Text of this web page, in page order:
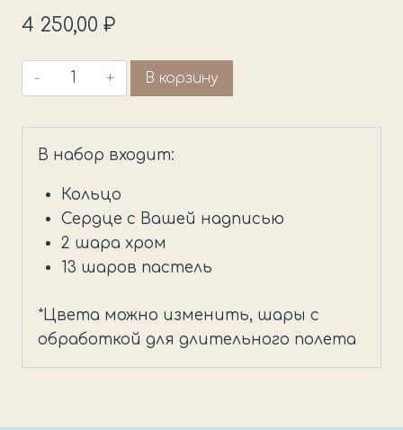
4 250,00 ₽
Количество
товара
кольцо
В корзину
В набор входит:
Кольцо
Сердце с Вашей надписью
2 шара хром
13 шаров пастель
*Цвета можно изменить, шары с
обработкой для длительного полета